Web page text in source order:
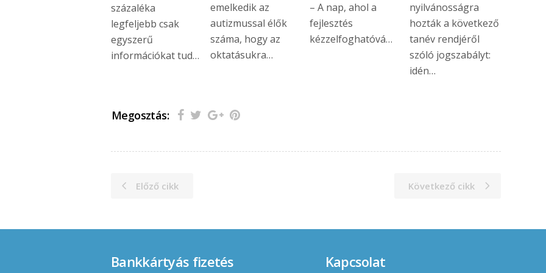
százaléka
legfeljebb csak
egyszerű
információkat tud…
emelkedik az
autizmussal élők
száma, hogy az
oktatásukra…
– A nap, ahol a
fejlesztés
kézzelfoghatóvá…
nyilvánosságra
hozták a következő
tanév rendjéről
szóló jogszabályt:
idén…
Megosztás:
Előző cikk Következő cikk
Bankkártyás fizetés Kapcsolat